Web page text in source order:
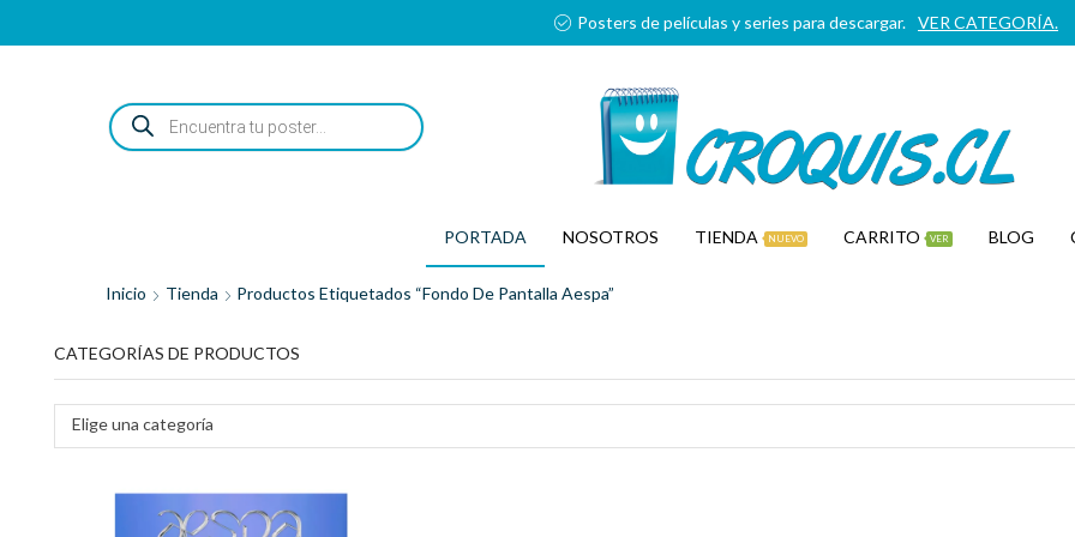
Posters de películas y series para descargar. VER CATEGORÍA.
ENCUENTRA
TU
POSTER...
PORTADA NOSOTROS TIENDA NUEVO CARRITO VER BLOG
Inicio Tienda Productos Etiquetados “fondo De Pantalla Aespa”
CATEGORÍAS DE PRODUCTOS
Elige una categoría